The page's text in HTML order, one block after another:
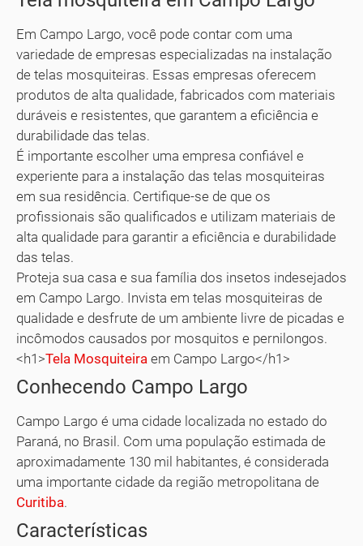
Em Campo Largo, você pode contar com uma
variedade de empresas especializadas na instalação
de telas mosquiteiras. Essas empresas oferecem
produtos de alta qualidade, fabricados com materiais
duráveis e resistentes, que garantem a eficiência e
durabilidade das telas.
É importante escolher uma empresa confiável e
experiente para a instalação das telas mosquiteiras
em sua residência. Certifique-se de que os
profissionais são qualificados e utilizam materiais de
alta qualidade para garantir a eficiência e durabilidade
das telas.
Proteja sua casa e sua família dos insetos indesejados
em Campo Largo. Invista em telas mosquiteiras de
qualidade e desfrute de um ambiente livre de picadas e
incômodos causados por mosquitos e pernilongos.
<h1>Tela Mosquiteira em Campo Largo</h1>
Conhecendo Campo Largo
Campo Largo é uma cidade localizada no estado do
Paraná, no Brasil. Com uma população estimada de
aproximadamente 130 mil habitantes, é considerada
uma importante cidade da região metropolitana de
Curitiba.
Características